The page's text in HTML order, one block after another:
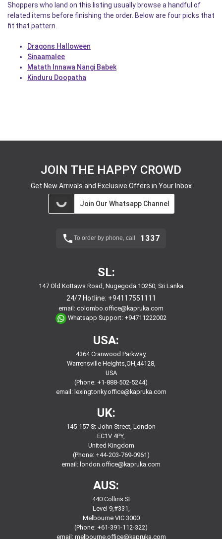
Shoppers who land on this listing usually browse a handful of
related items before finishing the order. Below are four picks that
fit that pattern.
Dragons Halloween
Sinaamalee
Matath Innawa Nangi Babek
Kinduru Doopatha
JOIN THE HAPPY CROWD
Get New Arrivals and Exclusive Offers in Your Inbox
Join Our Whatsapp Channel
To order by phone, call 1337
SL:
147 Old Kottawa Road, Nugegoda 10250, Sri Lanka
24/7 Hotline: +94117551111
email: colombo.office@kapruka.com
Whatsapp Support: +94711222002
USA:
4364 Cranwood Parkway,
Warrensville Heights,OH,44128,
USA
(Phone: +1-888-502-5244)
email: lexingtonky.office@kapruka.com
UK:
145-157 St John Street, London
EC1V 4PY,
United Kingdom
(Phone: +44-203-769-0961)
email: london.office@kapruka.com
AUS:
440 Collins St
Level 9,#331,
Melbourne VIC 3000
(Phone: +61-391-112-322)
email: melbourne.office@kapruka.com